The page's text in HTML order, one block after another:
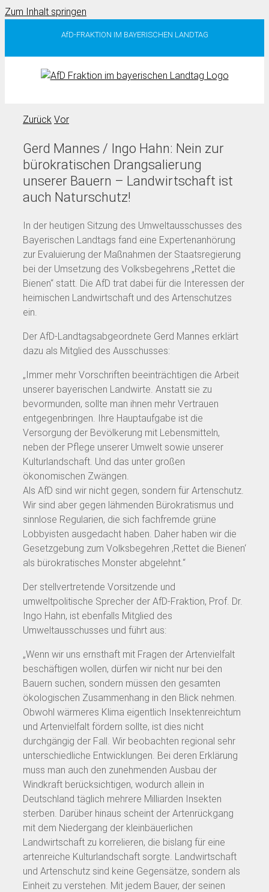
Zum Inhalt springen
AfD-FRAKTION IM BAYERISCHEN LANDTAG
Zurück Vor
Gerd Mannes / Ingo Hahn: Nein zur
bürokratischen Drangsalierung
unserer Bauern – Landwirtschaft ist
auch Naturschutz!
In der heutigen Sitzung des Umweltausschusses des
Bayerischen Landtags fand eine Expertenanhörung
zur Evaluierung der Maßnahmen der Staatsregierung
bei der Umsetzung des Volksbegehrens „Rettet die
Bienen“ statt. Die AfD trat dabei für die Interessen der
heimischen Landwirtschaft und des Artenschutzes
ein.
Der AfD-Landtagsabgeordnete Gerd Mannes erklärt
dazu als Mitglied des Ausschusses:
„Immer mehr Vorschriften beeinträchtigen die Arbeit
unserer bayerischen Landwirte. Anstatt sie zu
bevormunden, sollte man ihnen mehr Vertrauen
entgegenbringen. Ihre Hauptaufgabe ist die
Versorgung der Bevölkerung mit Lebensmitteln,
neben der Pflege unserer Umwelt sowie unserer
Kulturlandschaft. Und das unter großen
ökonomischen Zwängen.
Als AfD sind wir nicht gegen, sondern für Artenschutz.
Wir sind aber gegen lähmenden Bürokratismus und
sinnlose Regularien, die sich fachfremde grüne
Lobbyisten ausgedacht haben. Daher haben wir die
Gesetzgebung zum Volksbegehren ‚Rettet die Bienen‘
als bürokratisches Monster abgelehnt.“
Der stellvertretende Vorsitzende und
umweltpolitische Sprecher der AfD-Fraktion, Prof. Dr.
Ingo Hahn, ist ebenfalls Mitglied des
Umweltausschusses und führt aus:
„Wenn wir uns ernsthaft mit Fragen der Artenvielfalt
beschäftigen wollen, dürfen wir nicht nur bei den
Bauern suchen, sondern müssen den gesamten
ökologischen Zusammenhang in den Blick nehmen.
Obwohl wärmeres Klima eigentlich Insektenreichtum
und Artenvielfalt fördern sollte, ist dies nicht
durchgängig der Fall. Wir beobachten regional sehr
unterschiedliche Entwicklungen. Bei deren Erklärung
muss man auch den zunehmenden Ausbau der
Windkraft berücksichtigen, wodurch allein in
Deutschland täglich mehrere Milliarden Insekten
sterben. Darüber hinaus scheint der Artenrückgang
mit dem Niedergang der kleinbäuerlichen
Landwirtschaft zu korrelieren, die bislang für eine
artenreiche Kulturlandschaft sorgte. Landwirtschaft
und Artenschutz sind keine Gegensätze, sondern als
Einheit zu verstehen. Mit jedem Bauer, der seinen